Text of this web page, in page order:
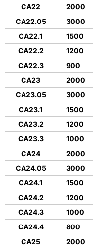
CA22
2000
CA22.05
3000
CA22.1
1500
CA22.2
1200
CA22.3
900
CA23
2000
CA23.05
3000
CA23.1
1500
CA23.2
1200
CA23.3
1000
CA24
2000
CA24.05
3000
CA24.1
1500
CA24.2
1200
CA24.3
1000
CA24.4
800
CA25
2000